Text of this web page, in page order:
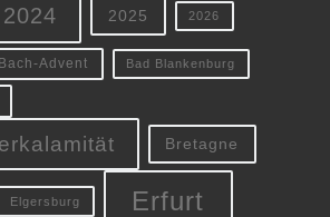
2024 2025 2026
Bach-Advent Bad Blankenburg
Bretagne
Elgersburg Erfurt